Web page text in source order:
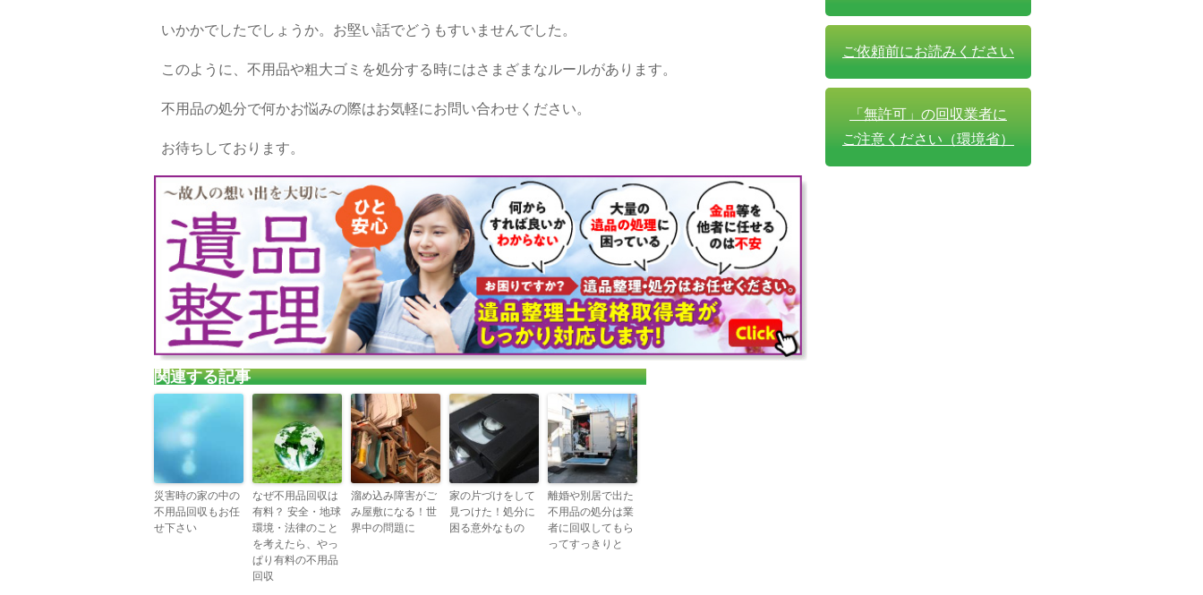
いかかでしたでしょうか。お堅い話でどうもすいませんでした。
このように、不用品や粗大ゴミを処分する時にはさまざまなルールがあります。
不用品の処分で何かお悩みの際はお気軽にお問い合わせください。
お待ちしております。
関連する記事
災害時の家の中の
不用品回収もお任
せ下さい
なぜ不用品回収は
有料？ 安全・地球
環境・法律のこと
を考えたら、やっ
ぱり有料の不用品
回収
溜め込み障害がご
み屋敷になる！世
界中の問題に
家の片づけをして
見つけた！処分に
困る意外なもの
離婚や別居で出た
不用品の処分は業
者に回収してもら
ってすっきりと
ご依頼前にお読みください
「無許可」の回収業者に
ご注意ください（環境省）